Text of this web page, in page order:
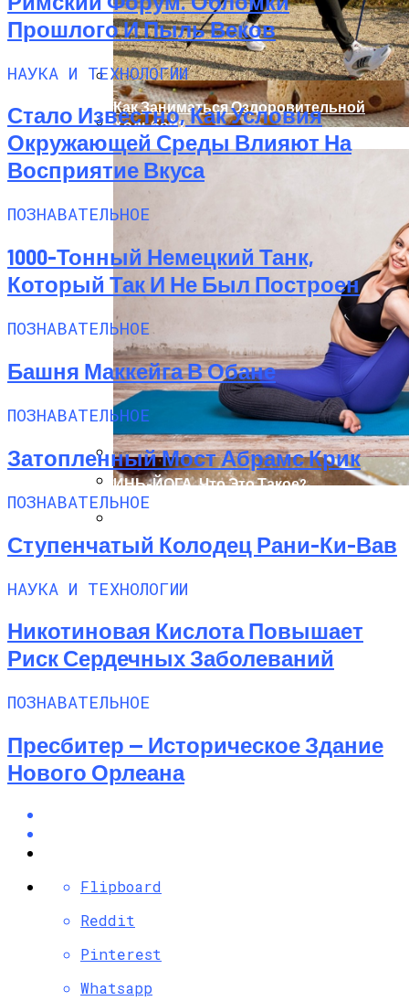
Рецепты Пасхальных Куличей На Соде
Вареники На Соде — Лучшие Рецепты
Как Заниматься Оздоровительной
Ходьбой?
ИНЬ-ЙОГА. Что Это Такое?
Практика Очищения Кишечника
Прошлого И Пыль Веков
НАУКА И ТЕХНОЛОГИИ
Стало Известно, Как Условия
Окружающей Среды Влияют На
Восприятие Вкуса
ПОЗНАВАТЕЛЬНОЕ
1000-Тонный Немецкий Танк,
Который Так И Не Был Построен
ПОЗНАВАТЕЛЬНОЕ
Башня Маккейга В Обане
ПОЗНАВАТЕЛЬНОЕ
Затопленный Мост Абрамс Крик
ПОЗНАВАТЕЛЬНОЕ
Ступенчатый Колодец Рани-Ки-Вав
НАУКА И ТЕХНОЛОГИИ
Никотиновая Кислота Повышает
Риск Сердечных Заболеваний
ПОЗНАВАТЕЛЬНОЕ
Пресбитер — Историческое Здание
Нового Орлеана
Flipboard
Reddit
Pinterest
Whatsapp